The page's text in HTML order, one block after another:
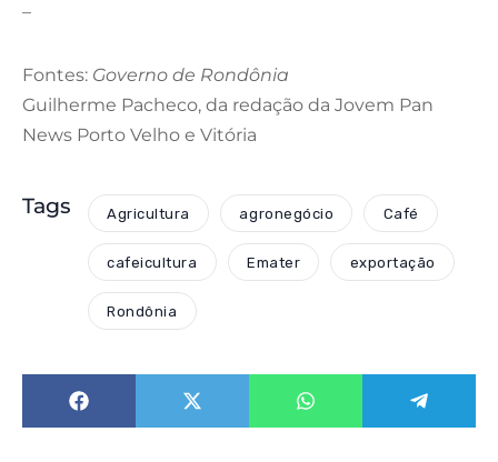
–
Fontes: Governo de Rondônia
Guilherme Pacheco, da redação da Jovem Pan
News Porto Velho e Vitória
Tags Agricultura agronegócio Café
cafeicultura Emater exportação
Rondônia